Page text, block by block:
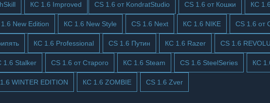
КС 1.6 Improved CS 1.6 от KondratStudio CS 1.6 от Кошки КС
New Edition КС 1.6 New Style CS 1.6 Next КС 1.6 NIKE CS 1.6 от
КС 1.6 Professional CS 1.6 Путин КС 1.6 Razer CS 1.6
1.6 Stalker CS 1.6 от Старого КС 1.6 Steam CS 1.6 SteelSeries КС
WINTER EDITION КС 1.6 ZOMBIE CS 1.6 Zver